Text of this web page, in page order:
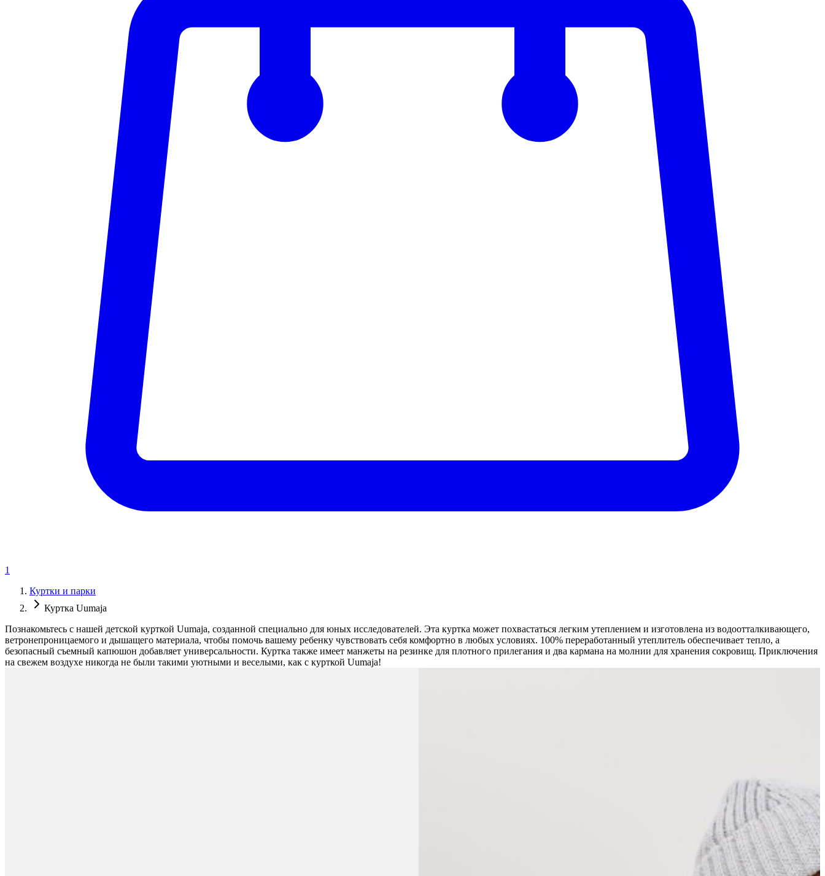
1
Куртки и парки
Куртка Uumaja
Познакомьтесь с нашей детской курткой Uumaja, созданной специально для юных исследователей. Эта куртка может похвастаться легким утеплением и изготовлена ​​из водоотталкивающего,
ветронепроницаемого и дышащего материала, чтобы помочь вашему ребенку чувствовать себя комфортно в любых условиях. 100% переработанный утеплитель обеспечивает тепло, а
безопасный съемный капюшон добавляет универсальности. Куртка также имеет манжеты на резинке для плотного прилегания и два кармана на молнии для хранения сокровищ. Приключения
на свежем воздухе никогда не были такими уютными и веселыми, как с курткой Uumaja!